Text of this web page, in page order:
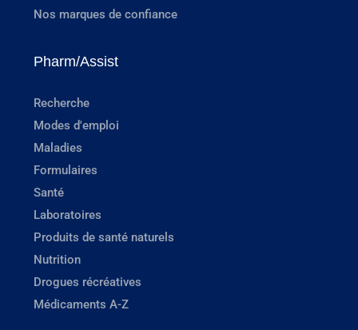
Nos marques de confiance
Pharm/Assist
Recherche
Modes d'emploi
Maladies
Formulaires
Santé
Laboratoires
Produits de santé naturels
Nutrition
Drogues récréatives
Médicaments A-Z